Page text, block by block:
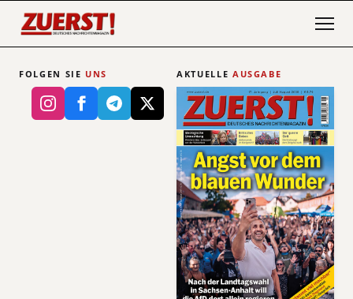
FOLGEN SIE UNS AKTUELLE AUSGABE